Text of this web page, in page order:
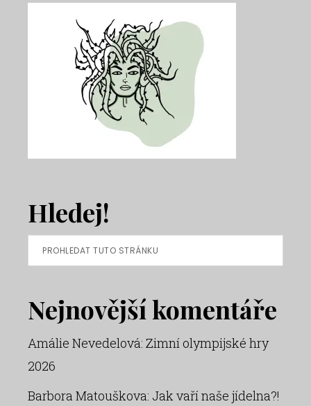
Hledej!
Prohledat
tuto
Nejnovější komentáře
Amálie Nevedelová: Zimní olympijské hry
2026
Barbora Matouškova: Jak vaří naše jídelna?!